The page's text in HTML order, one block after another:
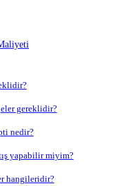
gereklidir?
nedir?
yapabilir miyim?
hangileridir?